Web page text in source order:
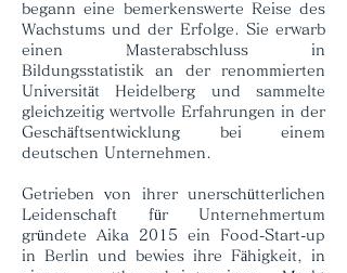
begann eine bemerkenswerte Reise des
Wachstums und der Erfolge. Sie erwarb
einen Masterabschluss in
Bildungsstatistik an der renommierten
Universität Heidelberg und sammelte
gleichzeitig wertvolle Erfahrungen in der
Geschäftsentwicklung bei einem
deutschen Unternehmen.
Getrieben von ihrer unerschütterlichen
Leidenschaft für Unternehmertum
gründete Aika 2015 ein Food-Start-up
in Berlin und bewies ihre Fähigkeit, in